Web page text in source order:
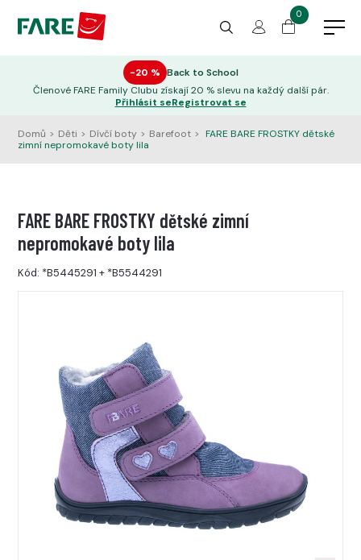
0
−20 % Back to School
Členové FARE Family Clubu získají 20 % slevu na každý další pár.
Přihlásit seRegistrovat se
Domů > Děti > Dívčí boty > Barefoot > FARE BARE FROSTKY dětské
zimní nepromokavé boty lila
FARE BARE FROSTKY dětské zimní
nepromokavé boty lila
Kód: *B5445291 + *B5544291